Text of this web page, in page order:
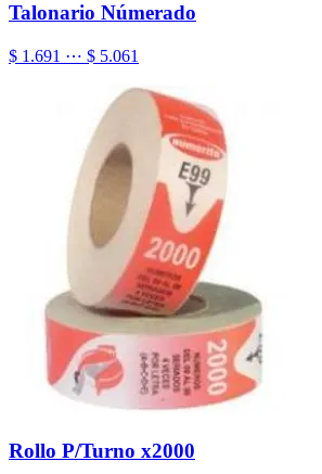
Talonario Númerado
$ 1.691 ⋯ $ 5.061
Rollo P/Turno x2000